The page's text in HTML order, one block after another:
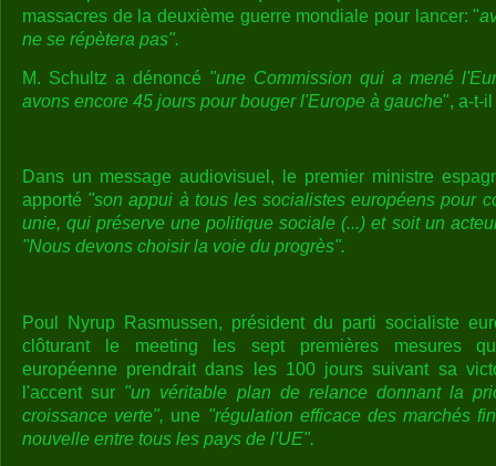
massacres de la deuxième guerre mondiale pour lancer: "
ne se répètera pas".
M. Schultz a dénoncé "une Commission qui a mené
avons encore 45 jours pour bouger l'Europe à gauche", a-t-
Dans un message audiovisuel, le premier ministre
apporté "son appui à tous les socialistes européens pour
unie, qui préserve une politique sociale (...) et soit un
"Nous devons choisir la voie du progrès".
Poul Nyrup Rasmussen, président du parti socialiste
clôturant le meeting les sept premières mesures
européenne prendrait dans les 100 jours suivant sa
l'accent sur "un véritable plan de relance donnant la
croissance verte", une "régulation efficace des marchés
nouvelle entre tous les pays de l'UE".